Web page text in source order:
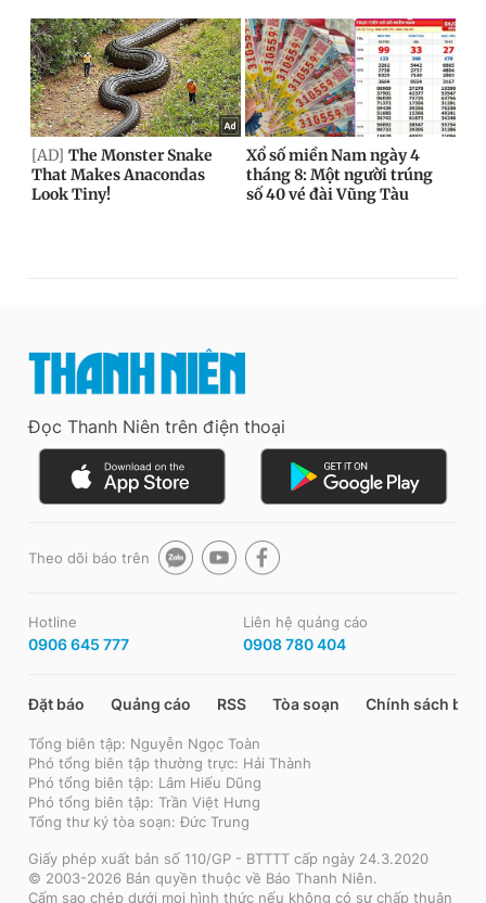
Đọc Thanh Niên trên điện thoại
Theo dõi báo trên
Hotline
0906 645 777
Liên hệ quảng cáo
0908 780 404
Đặt báo Quảng cáo RSS Tòa soạn Chính sách bảo
Tổng biên tập: Nguyễn Ngọc Toàn
Phó tổng biên tập thường trực: Hải Thành
Phó tổng biên tập: Lâm Hiếu Dũng
Phó tổng biên tập: Trần Việt Hưng
Tổng thư ký tòa soạn: Đức Trung
Giấy phép xuất bản số 110/GP - BTTTT cấp ngày 24.3.2020
© 2003-2026 Bản quyền thuộc về Báo Thanh Niên.
Cấm sao chép dưới mọi hình thức nếu không có sự chấp thuận